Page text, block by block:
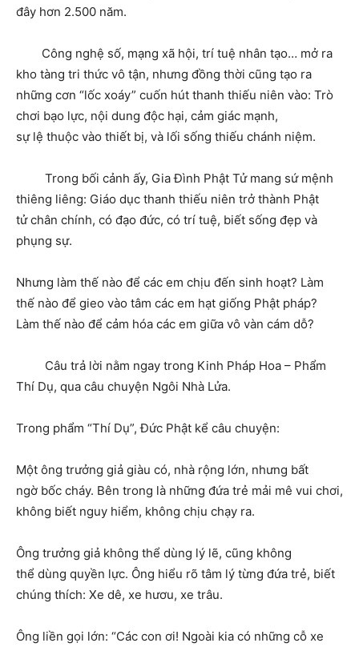
đây hơn 2.500 năm.
Công nghệ số, mạng xã hội, trí tuệ nhân tạo… mở ra
kho tàng tri thức vô tận, nhưng đồng thời cũng tạo ra
những cơn “lốc xoáy” cuốn hút thanh thiếu niên vào: Trò
chơi bạo lực, nội dung độc hại, cảm giác mạnh,
sự lệ thuộc vào thiết bị, và lối sống thiếu chánh niệm.
Trong bối cảnh ấy, Gia Đình Phật Tử mang sứ mệnh
thiêng liêng: Giáo dục thanh thiếu niên trở thành Phật
tử chân chính, có đạo đức, có trí tuệ, biết sống đẹp và
phụng sự.
Nhưng làm thế nào để các em chịu đến sinh hoạt? Làm
thế nào để gieo vào tâm các em hạt giống Phật pháp?
Làm thế nào để cảm hóa các em giữa vô vàn cám dỗ?
Câu trả lời nằm ngay trong Kinh Pháp Hoa – Phẩm
Thí Dụ, qua câu chuyện Ngôi Nhà Lửa.
Trong phẩm “Thí Dụ”, Đức Phật kể câu chuyện:
Một ông trưởng giả giàu có, nhà rộng lớn, nhưng bất
ngờ bốc cháy. Bên trong là những đứa trẻ mải mê vui chơi,
không biết nguy hiểm, không chịu chạy ra.
Ông trưởng giả không thể dùng lý lẽ, cũng không
thể dùng quyền lực. Ông hiểu rõ tâm lý từng đứa trẻ, biết
chúng thích: Xe dê, xe hươu, xe trâu.
Ông liền gọi lớn: “Các con ơi! Ngoài kia có những cỗ xe